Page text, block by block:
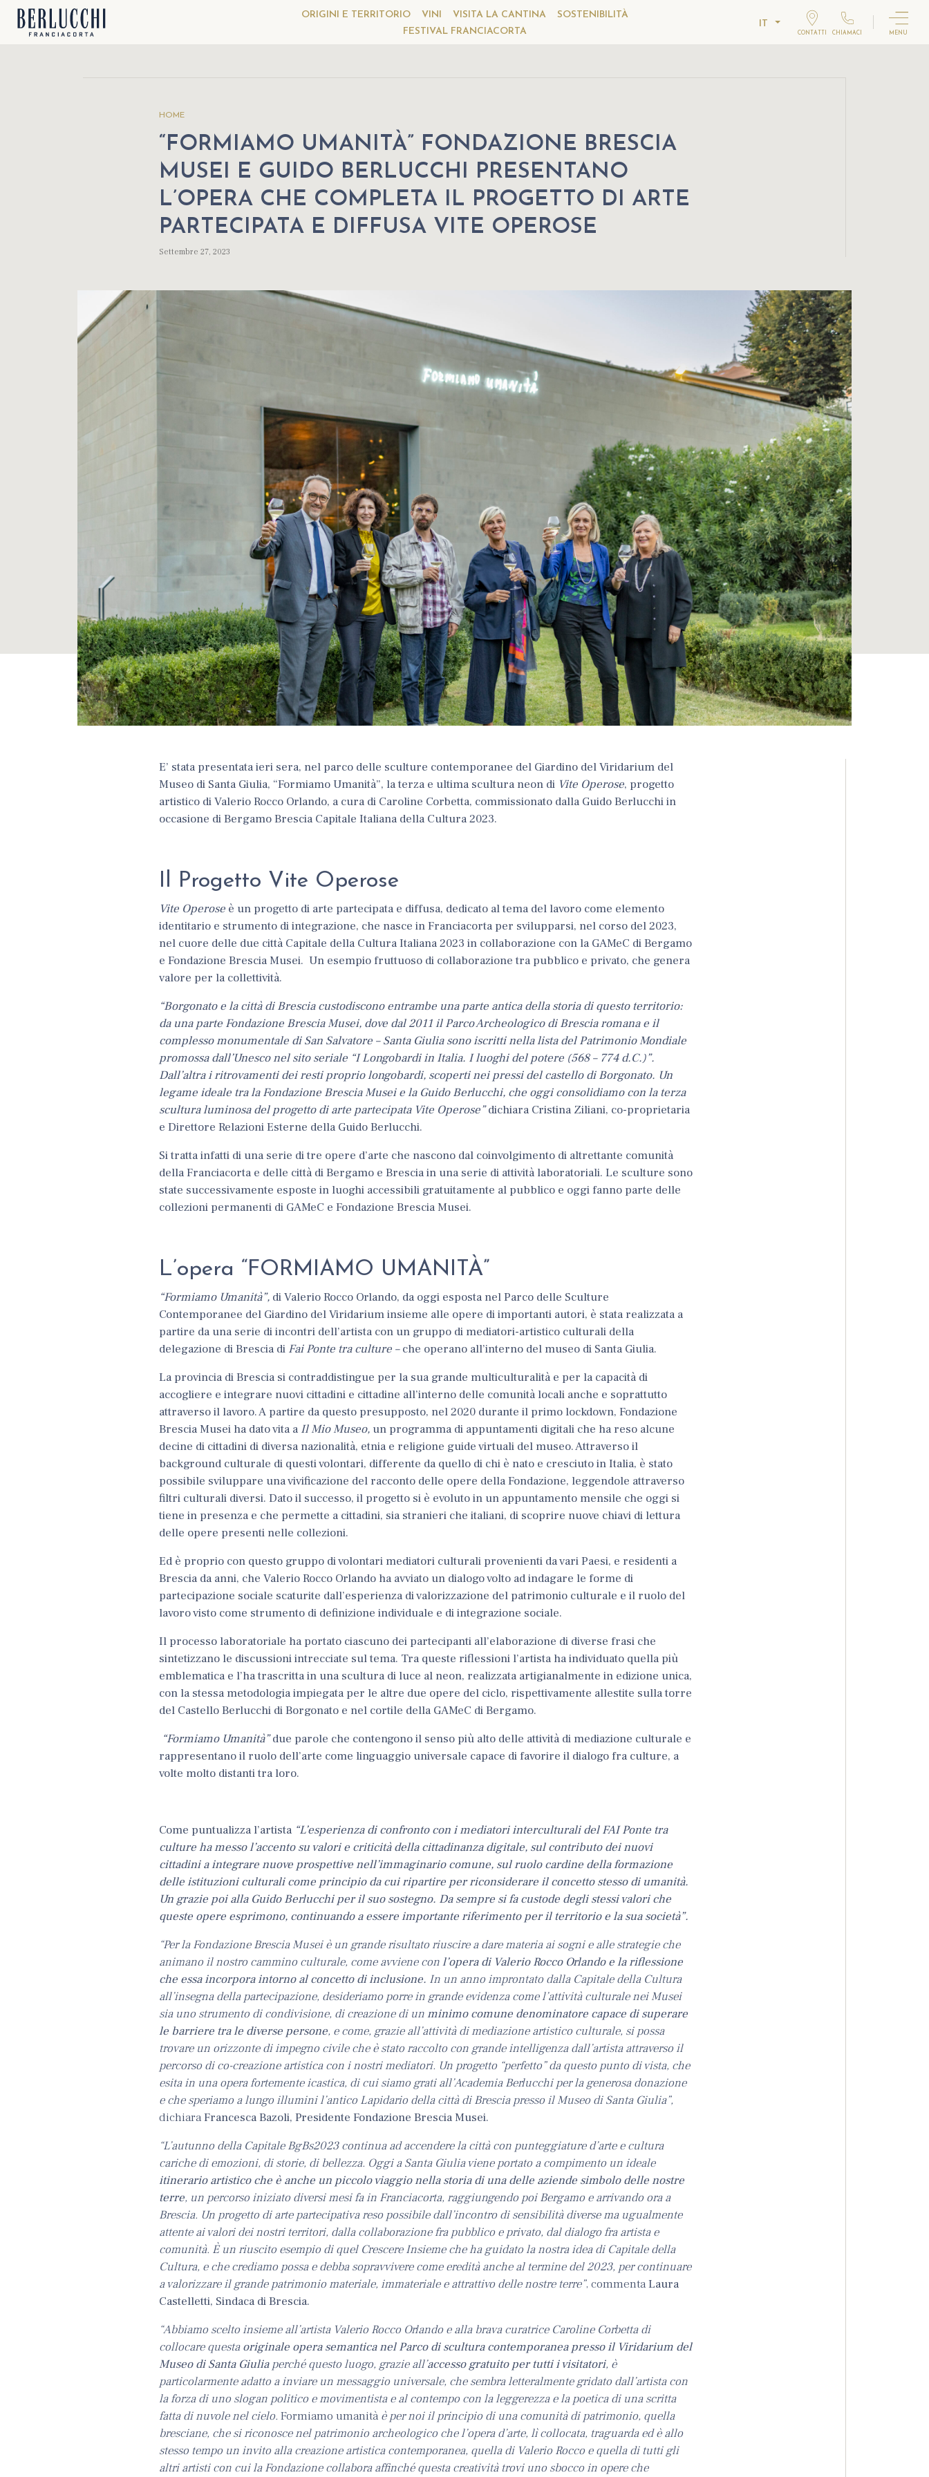
ORIGINI E TERRITORIO VINI VISITA LA CANTINA
SOSTENIBILITÀ
FESTIVAL FRANCIACORTA
IT
CONTATTI CHIAMACI MENU
HOME
“FORMIAMO UMANITÀ” FONDAZIONE BRESCIA
MUSEI E GUIDO BERLUCCHI PRESENTANO
L’OPERA CHE COMPLETA IL PROGETTO DI ARTE
PARTECIPATA E DIFFUSA VITE OPEROSE
Settembre 27, 2023
E’ stata presentata ieri sera, nel parco delle sculture contemporanee del Giardino del Viridarium del
Museo di Santa Giulia, “Formiamo Umanità”, la terza e ultima scultura neon di Vite Operose, progetto
artistico diValerio Rocco Orlando, a cura di Caroline Corbetta, commissionato dalla Guido Berlucchiin
occasione diBergamo Brescia Capitale Italiana della Cultura 2023.
Il Progetto Vite Operose
Vite Operose è un progetto di arte partecipata e diffusa, dedicato al tema del lavoro come elemento
identitario e strumento di integrazione, che nasce in Franciacorta per svilupparsi, nel corso del 2023,
nel cuore delle due città Capitale della Cultura Italiana 2023 in collaborazione con la GAMeC di Bergamo
e Fondazione Brescia Musei. Un esempio fruttuoso di collaborazione tra pubblico e privato, che genera
valore per la collettività.
“Borgonato e la città di Brescia custodiscono entrambe una parte antica della storia di questo territorio:
da una parte Fondazione Brescia Musei, dove dal 2011 il Parco Archeologico di Brescia romana e il
complesso monumentale di San Salvatore – Santa Giulia sono iscritti nella lista del Patrimonio Mondiale
promossa dall’Unesco nel sito seriale “I Longobardi in Italia. I luoghi del potere (568 – 774 d.C.)”.
Dall’altra i ritrovamenti dei resti proprio longobardi, scoperti nei pressi del castello di Borgonato. Un
legame ideale tra la Fondazione Brescia Musei e la Guido Berlucchi, che oggi consolidiamo con la terza
scultura luminosa del progetto di arte partecipata Vite Operose”dichiara Cristina Ziliani, co-proprietaria
e Direttore Relazioni Esterne della Guido Berlucchi.
Si tratta infatti di una serie ditre opere d’arte che nascono dal coinvolgimento di altrettante comunità
della Franciacorta e delle città di Bergamo e Bresciain una serie di attività laboratoriali. Le sculture sono
state successivamente esposte in luoghi accessibili gratuitamente al pubblico e oggi fanno parte delle
collezioni permanenti di GAMeC e Fondazione Brescia Musei.
L’opera “FORMIAMO UMANITÀ”
“Formiamo Umanità”, di Valerio Rocco Orlando, da oggi esposta nel Parco delle Sculture
Contemporanee del Giardino del Viridarium insieme alle opere di importanti autori, è stata realizzata a
partire da una serie di incontri dell’artista con un gruppo di mediatori-artistico culturali della
delegazione di Brescia di Fai Ponte tra culture –che operano all’interno del museo di Santa Giulia.
La provincia di Brescia si contraddistingue per la sua grande multiculturalità e per la capacità di
accogliere e integrare nuovi cittadini e cittadine all’interno delle comunità locali anche e soprattutto
attraverso il lavoro. A partire da questo presupposto, nel 2020 durante il primo lockdown,Fondazione
Brescia Musei ha dato vita a Il Mio Museo, un programma di appuntamenti digitali che ha reso alcune
decine di cittadini di diversa nazionalità, etnia e religione guide virtuali del museo. Attraverso il
background culturale di questi volontari, differente da quello di chi è nato e cresciuto in Italia, è stato
possibile sviluppare una vivificazione del racconto delle opere della Fondazione, leggendole attraverso
filtri culturali diversi. Dato il successo, il progetto si è evoluto in un appuntamento mensile che oggi si
tiene in presenza e che permette a cittadini, sia stranieri che italiani, di scoprire nuove chiavi di lettura
delle opere presenti nelle collezioni.
Ed è proprio con questo gruppo di volontari mediatori culturali provenienti da vari Paesi, e residenti a
Brescia da anni, che Valerio Rocco Orlando ha avviato un dialogo volto ad indagare le forme di
partecipazione sociale scaturite dall’esperienza di valorizzazione del patrimonio culturale e il ruolo del
lavoro visto come strumento di definizione individuale e di integrazione sociale.
Il processo laboratoriale ha portato ciascuno dei partecipanti all’elaborazione di diverse frasi che
sintetizzano le discussioni intrecciate sul tema. Tra queste riflessioni l’artista ha individuato quella più
emblematica e l’ha trascritta in una scultura di luce al neon, realizzata artigianalmente in edizione unica,
con la stessa metodologia impiegata per le altre due opere del ciclo, rispettivamente allestite sulla torre
del Castello Berlucchi di Borgonato e nel cortile della GAMeC di Bergamo.
“Formiamo Umanità”due parole che contengono il senso più alto delle attività di mediazione culturale e
rappresentano il ruolo dell’arte come linguaggio universale capace di favorire il dialogo fra culture, a
volte molto distanti tra loro.
Come puntualizza l’artista “L’esperienza di confronto con i mediatori interculturali del FAI Ponte tra
culture ha messo l’accento su valori e criticità della cittadinanza digitale, sul contributo dei nuovi
cittadini a integrare nuove prospettive nell’immaginario comune, sul ruolo cardine della formazione
delle istituzioni culturali come principio da cui ripartire per riconsiderare il concetto stesso di umanità.
Un grazie poi alla Guido Berlucchi per il suo sostegno. Da sempre si fa custode degli stessi valori che
queste opere esprimono, continuando a essere importante riferimento per il territorio e la sua società”.
“Per la Fondazione Brescia Musei è un grande risultato riuscire a dare materia ai sogni e alle strategie che
animano il nostro cammino culturale, come avviene conl’opera di Valerio Rocco Orlando e la riflessione
che essa incorpora intorno al concetto di inclusione. In un anno improntato dalla Capitale della Cultura
all’insegna della partecipazione, desideriamo porre in grande evidenza come l’attività culturale nei Musei
sia uno strumento di condivisione, di creazione di unminimo comune denominatore capace di superare
le barriere tra le diverse persone, e come, grazie all’attività di mediazione artistico culturale, si possa
trovare un orizzonte di impegno civile che è stato raccolto con grande intelligenza dall’artista attraverso il
percorso di co-creazione artistica con i nostri mediatori. Un progetto “perfetto” da questo punto di vista, che
esita in una opera fortemente icastica, di cui siamo grati all’Academia Berlucchi per la generosa donazione
e che speriamo a lungo illumini l’antico Lapidario della città di Brescia presso il Museo di Santa Giulia”,
dichiaraFrancesca Bazoli, Presidente Fondazione Brescia Musei.
“L’autunno della Capitale BgBs2023 continua ad accendere la città con punteggiature d’arte e cultura
cariche di emozioni, di storie, di bellezza. Oggi a Santa Giulia viene portato a compimento un ideale
itinerario artistico che è anche un piccolo viaggio nella storia di una delle aziende simbolo delle nostre
terre, un percorso iniziato diversi mesi fa in Franciacorta, raggiungendo poi Bergamo e arrivando ora a
Brescia. Un progetto di arte partecipativa reso possibile dall’incontro di sensibilità diverse ma ugualmente
attente ai valori dei nostri territori, dalla collaborazione fra pubblico e privato, dal dialogo fra artista e
comunità. È un riuscito esempio di quel Crescere Insieme che ha guidato la nostra idea di Capitale della
Cultura, e che crediamo possa e debba sopravvivere come eredità anche al termine del 2023, per continuare
a valorizzare il grande patrimonio materiale, immateriale e attrattivo delle nostre terre”, commentaLaura
Castelletti, Sindaca di Brescia.
“Abbiamo scelto insieme all’artista Valerio Rocco Orlando e alla brava curatrice Caroline Corbetta di
collocare questaoriginale opera semantica nel Parco di scultura contemporanea presso il Viridarium del
Museo di Santa Giuliaperché questo luogo, grazie all’accesso gratuito per tutti i visitatori, è
particolarmente adatto a inviare un messaggio universale, che sembra letteralmente gridato dall’artista con
la forza di uno slogan politico e movimentista e al contempo con la leggerezza e la poetica di una scritta
fatta di nuvole nel cielo.Formiamo umanità è per noi il principio di una comunità di patrimonio, quella
bresciane, che si riconosce nel patrimonio archeologico che l’opera d’arte, lì collocata, traguarda ed è allo
stesso tempo un invito alla creazione artistica contemporanea, quella di Valerio Rocco e quella di tutti gli
altri artisti con cui la Fondazione collabora affinché questa creatività trovi uno sbocco in opere che